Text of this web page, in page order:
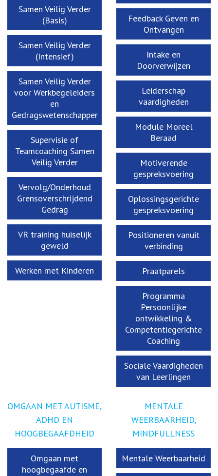
Samen Veilig Verder
(Basis)
Samen Veilig Verder
(Intensief)
Samen Veilig Verder
voor Werkbegeleiders
en
Gedragswetenschapper
Supervisie of
Teamcoaching Samen
Veilig Verder
Vervolg/Onderhoud
Grensoverschrijdend
Gedrag
VR training huiselijk
geweld
Werken met Kinderen
Feedback Geven en
Ontvangen
Intake en
Doorverwijzen
Leiderschap
vaardigheden
Module Moreel
Beraad
Motiverende
gespreksvoering
Oplossingsgerichte
gespreksvoering
Positioneren vanuit
verbinding
Praatparels
Programma
Persoonlijke
ontwikkeling &
Competentiegerichte
Coaching
Sociale Vaardigheden
van Leerlingen
OMGAAN MET AUTISME,
ADHD EN
HOOGBEGAAFDHEID
Omgaan met
hoogbegaafde en
MENTALE
WEERBAARHEID,
MINDFULLNESS
Mentale Weerbaarheid